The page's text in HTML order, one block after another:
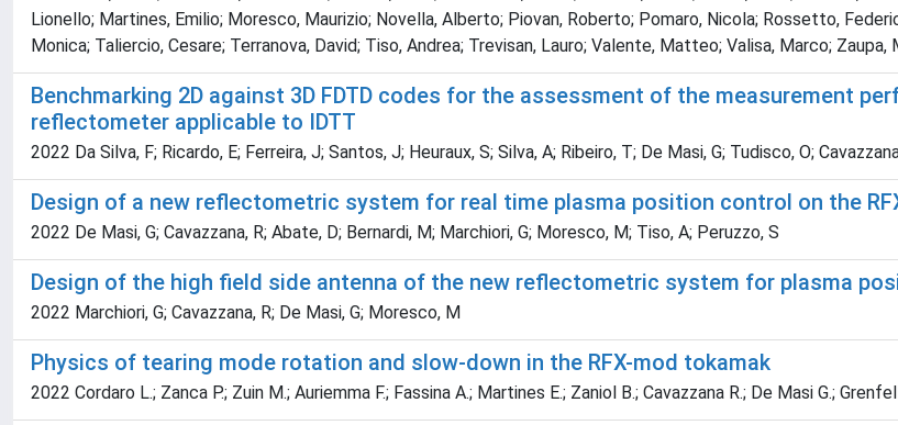
Lionello; Martines, Emilio; Moresco, Maurizio; Novella, Alberto; Piovan, Roberto; Pomaro, Nicola; Rossetto,
Monica; Taliercio, Cesare; Terranova, David; Tiso, Andrea; Trevisan, Lauro; Valente, Matteo; Valisa, Marco;
Benchmarking 2D against 3D FDTD codes for the assessment of the measurement
reflectometer applicable to IDTT
2022 Da Silva, F; Ricardo, E; Ferreira, J; Santos, J; Heuraux, S; Silva, A; Ribeiro, T; De Masi, G; Tudisco, O;
Design of a new reflectometric system for real time plasma position control on the
2022 De Masi, G; Cavazzana, R; Abate, D; Bernardi, M; Marchiori, G; Moresco, M; Tiso, A; Peruzzo, S
Design of the high field side antenna of the new reflectometric system for plasma
2022 Marchiori, G; Cavazzana, R; De Masi, G; Moresco, M
Physics of tearing mode rotation and slow-down in the RFX-mod tokamak
2022 Cordaro L.; Zanca P.; Zuin M.; Auriemma F.; Fassina A.; Martines E.; Zaniol B.; Cavazzana R.; De Masi G.;